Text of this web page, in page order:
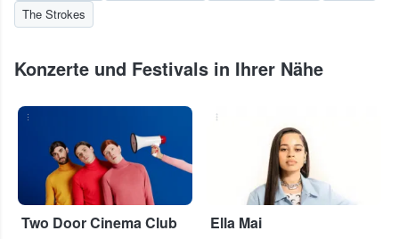
The Strokes
Konzerte und Festivals in Ihrer Nähe
...
Two Door Cinema Club
...
Ella Mai